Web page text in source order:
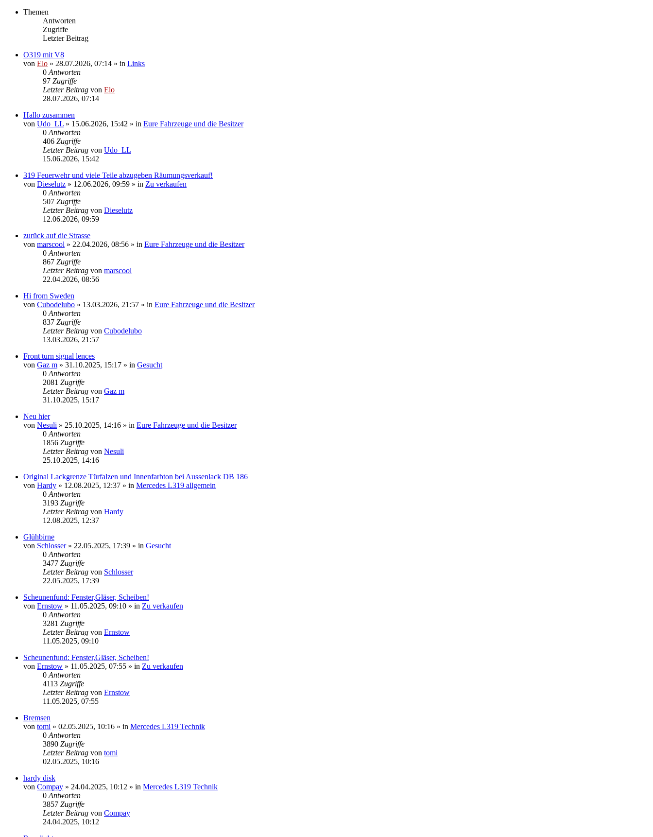
Themen
Antworten
Zugriffe
Letzter Beitrag
O319 mit V8
von Elo » 28.07.2026, 07:14 » in Links
0 Antworten
97 Zugriffe
Letzter Beitrag von Elo
28.07.2026, 07:14
Hallo zusammen
von Udo_LL » 15.06.2026, 15:42 » in Eure Fahrzeuge und die Besitzer
0 Antworten
406 Zugriffe
Letzter Beitrag von Udo_LL
15.06.2026, 15:42
319 Feuerwehr und viele Teile abzugeben Räumungsverkauf!
von Dieselutz » 12.06.2026, 09:59 » in Zu verkaufen
0 Antworten
507 Zugriffe
Letzter Beitrag von Dieselutz
12.06.2026, 09:59
zurück auf die Strasse
von marscool » 22.04.2026, 08:56 » in Eure Fahrzeuge und die Besitzer
0 Antworten
867 Zugriffe
Letzter Beitrag von marscool
22.04.2026, 08:56
Hi from Sweden
von Cubodelubo » 13.03.2026, 21:57 » in Eure Fahrzeuge und die Besitzer
0 Antworten
837 Zugriffe
Letzter Beitrag von Cubodelubo
13.03.2026, 21:57
Front turn signal lences
von Gaz m » 31.10.2025, 15:17 » in Gesucht
0 Antworten
2081 Zugriffe
Letzter Beitrag von Gaz m
31.10.2025, 15:17
Neu hier
von Nesuli » 25.10.2025, 14:16 » in Eure Fahrzeuge und die Besitzer
0 Antworten
1856 Zugriffe
Letzter Beitrag von Nesuli
25.10.2025, 14:16
Original Lackgrenze Türfalzen und Innenfarbton bei Aussenlack DB 186
von Hardy » 12.08.2025, 12:37 » in Mercedes L319 allgemein
0 Antworten
3193 Zugriffe
Letzter Beitrag von Hardy
12.08.2025, 12:37
Glühbirne
von Schlosser» 22.05.2025, 17:39 » in Gesucht
0 Antworten
3477 Zugriffe
Letzter Beitrag von Schlosser
22.05.2025, 17:39
Scheunenfund: Fenster,Gläser, Scheiben!
von Ernstow » 11.05.2025, 09:10 » in Zu verkaufen
0 Antworten
3281 Zugriffe
Letzter Beitrag von Ernstow
11.05.2025, 09:10
Scheunenfund: Fenster,Gläser, Scheiben!
von Ernstow » 11.05.2025, 07:55 » in Zu verkaufen
0 Antworten
4113 Zugriffe
Letzter Beitrag von Ernstow
11.05.2025, 07:55
Bremsen
von tomi » 02.05.2025, 10:16 » in Mercedes L319 Technik
0 Antworten
3890 Zugriffe
Letzter Beitrag von tomi
02.05.2025, 10:16
hardy disk
von Compay » 24.04.2025, 10:12 » in Mercedes L319 Technik
0 Antworten
3857 Zugriffe
Letzter Beitrag von Compay
24.04.2025, 10:12